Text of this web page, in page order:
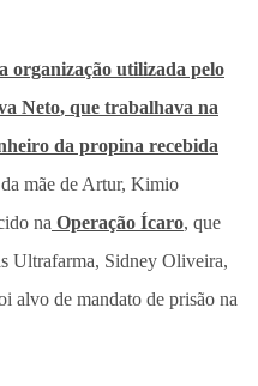
organização utilizada pelo
Neto, que trabalhava na
da propina recebida
mãe de Artur, Kimio
na Operação Ícaro, que
Ultrafarma, Sidney Oliveira,
alvo de mandato de prisão na